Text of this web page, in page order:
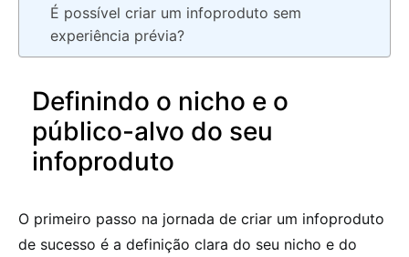
É possível criar um infoproduto sem
experiência prévia?
Definindo o nicho e o
público-alvo do seu
infoproduto
O primeiro passo na jornada de criar um infoproduto
de sucesso é a definição clara do seu nicho e do